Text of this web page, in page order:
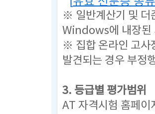
※ 일반계산기 및 더
Windows에 내장된
※ 집합 온라인 고사
발견되는 경우 부정
3. 등급별 평가범위
AT 자격시험 홈페